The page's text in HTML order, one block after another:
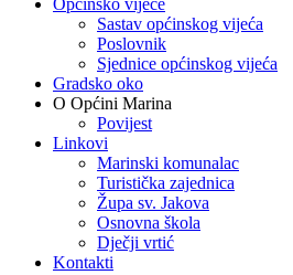
Općinsko vijeće
Sastav općinskog vijeća
Poslovnik
Sjednice općinskog vijeća
Gradsko oko
O Općini Marina
Povijest
Linkovi
Marinski komunalac
Turistička zajednica
Župa sv. Jakova
Osnovna škola
Dječji vrtić
Kontakti